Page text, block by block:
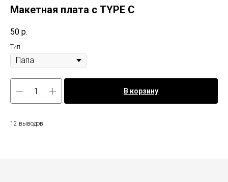
Макетная плата с TYPE C
50 р.
Тип
В корзину
12 выводов